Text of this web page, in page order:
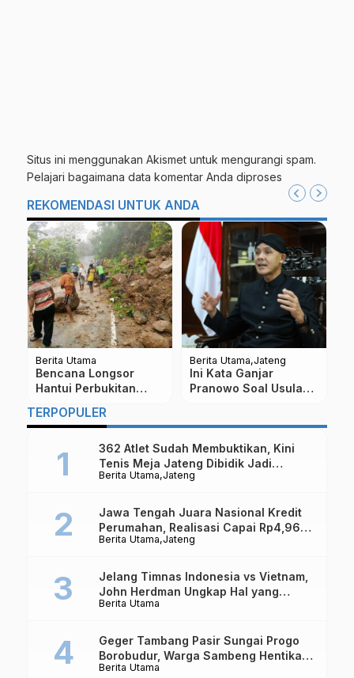
Situs ini menggunakan Akismet untuk mengurangi spam.
Pelajari bagaimana data komentar Anda diproses
REKOMENDASI UNTUK ANDA
Berita Utama
Bencana Longsor
Hantui Perbukitan
Tetapkan Status
Berita Utama Jateng
Ini Kata Ganjar
Pranowo Soal Usulan
TERPOPULER
Berita Utama Jateng
362 Atlet Sudah Membuktikan, Kini
Tenis Meja Jateng Dibidik Jadi
Kekuatan Nasional
Berita Utama Jateng
Jawa Tengah Juara Nasional Kredit
Perumahan, Realisasi Capai Rp4,96
Triliun
Berita Utama
Jelang Timnas Indonesia vs Vietnam,
John Herdman Ungkap Hal yang
Dipertaruhkan
Berita Utama
Geger Tambang Pasir Sungai Progo
Borobudur, Warga Sambeng Hentikan
Alat Berat dan Usir Truk